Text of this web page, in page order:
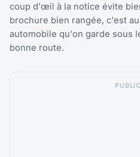
coup d'œil à la notice évite
brochure bien rangée, c'est
automobile qu'on garde sous
bonne route.